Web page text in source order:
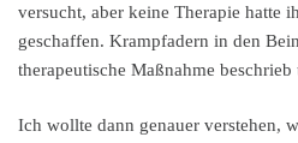
versucht, aber keine Therapie hatte
geschaffen. Krampfadern in den
therapeutische Maßnahme
Ich wollte dann genauer verstehen,